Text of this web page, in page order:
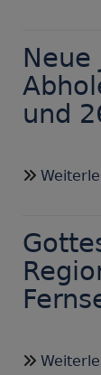
Neue
und